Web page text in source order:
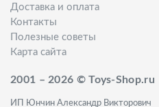
Доставка и оплата
Контакты
Полезные советы
Карта сайта
2001 – 2026 © Toys-Shop.ru
ИП Юнчин Александр Викторович